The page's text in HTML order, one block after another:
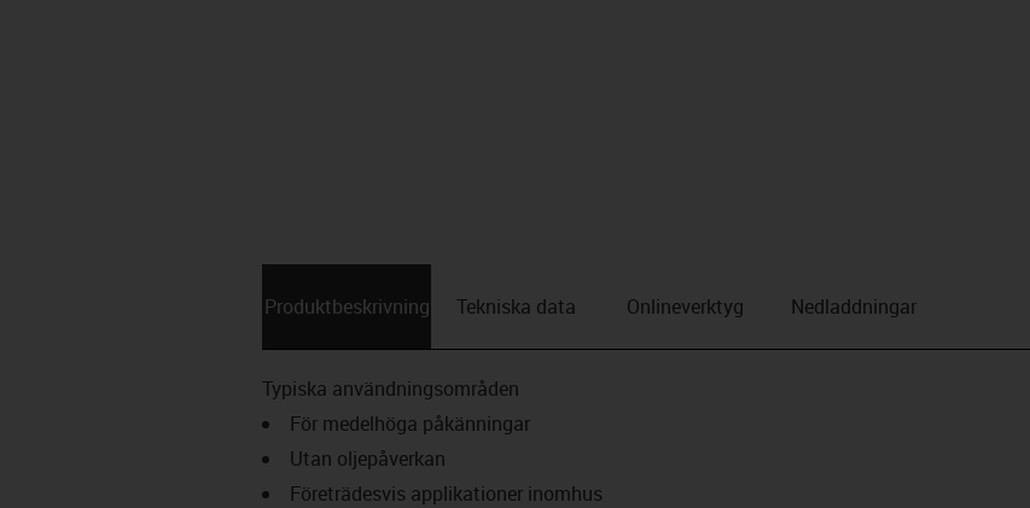
Produktbeskrivning Tekniska data Onlineverktyg Nedladdningar
Typiska användningsområden
För medelhöga påkänningar
Utan oljepåverkan
Företrädesvis applikationer inomhus